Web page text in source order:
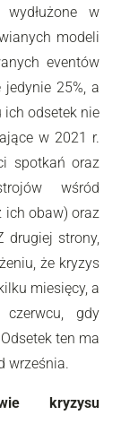
w
modeli
eventów
25%, a
ich odsetek nie
w 2021 r.
spotkań oraz
wśród
ich obaw) oraz
drugiej strony,
że kryzys
miesięcy, a
gdy
ten ma
września.
kryzysu